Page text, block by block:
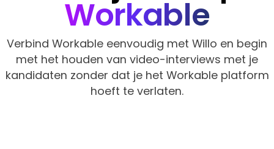
Workable
Verbind Workable eenvoudig met Willo en begin
met het houden van video-interviews met je
kandidaten zonder dat je het Workable platform
hoeft te verlaten.